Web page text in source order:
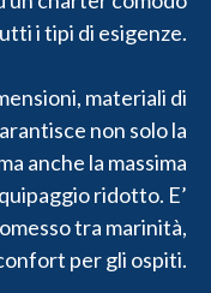
i tipi di esigenze.
materiali di
non solo la
anche la massima
ridotto. E’
tra marinità,
per gli ospiti.